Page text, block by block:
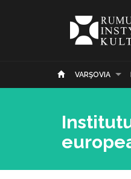
VARŞOVIA